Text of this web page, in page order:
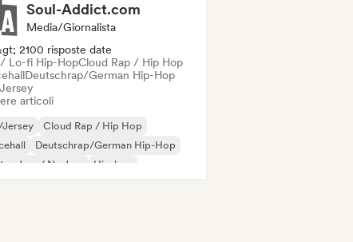
Soul-Addict.com
Media/Giornalista
2100 risposte date
Lo-fi Hip-HopCloud Rap / Hip Hop
Deutschrap/German Hip-Hop
articoli
Cloud Rap / Hip Hop
Deutschrap/German Hip-Hop
Jazz / Nu Jazz
Hip-hop